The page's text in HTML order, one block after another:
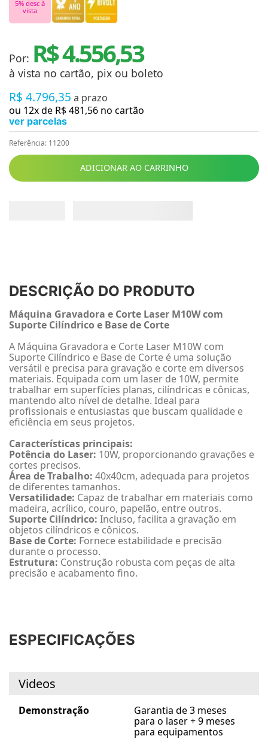
5% desc à
vista
Por: R$ 4.556,53
à vista no cartão, pix ou boleto
R$ 4.796,35 a prazo
ou 12x de R$481,56 no cartão
ver parcelas
Referência: 11200
ADICIONAR AO CARRINHO
DESCRIÇÃO DO PRODUTO
Máquina Gravadora e Corte Laser M10W com
Suporte Cilíndrico e Base de Corte
A Máquina Gravadora e Corte Laser M10W com
Suporte Cilíndrico e Base de Corte é uma solução
versátil e precisa para gravação e corte em diversos
materiais. Equipada com um laser de 10W, permite
trabalhar em superfícies planas, cilíndricas e cônicas,
mantendo alto nível de detalhe. Ideal para
profissionais e entusiastas que buscam qualidade e
eficiência em seus projetos.
Características principais:
Potência do Laser: 10W, proporcionando gravações e
cortes precisos.
Área de Trabalho: 40x40cm, adequada para projetos
de diferentes tamanhos.
Versatilidade: Capaz de trabalhar em materiais como
madeira, acrílico, couro, papelão, entre outros.
Suporte Cilíndrico: Incluso, facilita a gravação em
objetos cilíndricos e cônicos.
Base de Corte: Fornece estabilidade e precisão
durante o processo.
Estrutura: Construção robusta com peças de alta
precisão e acabamento fino.
ESPECIFICAÇÕES
Videos
Demonstração
Garantia de 3 meses
para o laser + 9 meses
para equipamentos